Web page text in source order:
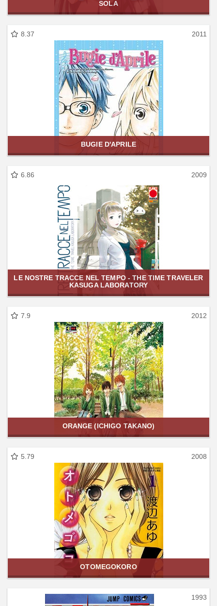
SOLA
8.37 2011
BUGIE D'APRILE
6.86 2009
LE NOSTRE TRACCE NEL TEMPO - THE TIME TRAVELER
KASUGA LABORATORY
7.9 2012
ORANGE (ICHIGO TAKANO)
5.79 2008
OTOMEGOKORO
1993